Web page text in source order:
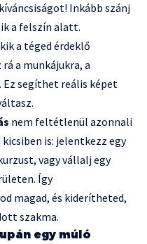
Inkább szánj
a felszín alatt.
a téged érdeklő
a munkájukra, a
Ez segíthet reális képet
nem feltétlenül azonnali
is: jelentkezz egy
vagy vállalj egy
Így
magad, és kiderítheted,
szakma.
egy múló